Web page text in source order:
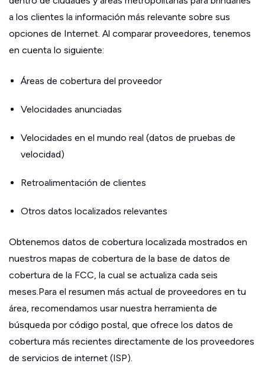
a los clientes la información más relevante sobre sus
opciones de Internet. Al comparar proveedores, tenemos
en cuenta lo siguiente:
Áreas de cobertura del proveedor
Velocidades anunciadas
Velocidades en el mundo real (datos de pruebas de
velocidad)
Retroalimentación de clientes
Otros datos localizados relevantes
Obtenemos datos de cobertura localizada mostrados en
nuestros mapas de cobertura de la base de datos de
cobertura de la FCC, la cual se actualiza cada seis
meses.Para el resumen más actual de proveedores en tu
área, recomendamos usar nuestra herramienta de
búsqueda por código postal, que ofrece los datos de
cobertura más recientes directamente de los proveedores
de servicios de internet (ISP).